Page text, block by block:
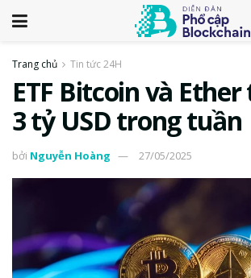
Trang chủ Tin tức 24H
ETF Bitcoin và
3 tỷ USD trong tuần
bởi Nguyễn Hoàng 27/05/2025